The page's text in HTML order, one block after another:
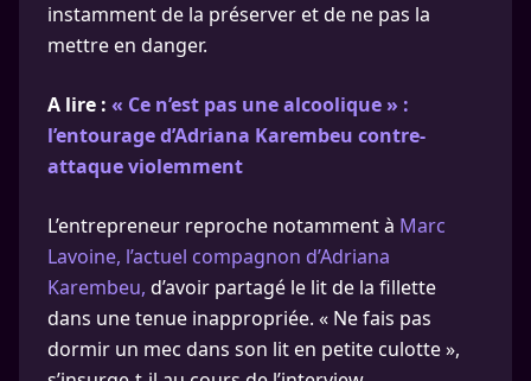
instamment de la préserver et de ne pas la
mettre en danger.
A lire : « Ce n’est pas une alcoolique » :
l’entourage d’Adriana Karembeu contre-
attaque violemment
L’entrepreneur reproche notamment à Marc
Lavoine, l’actuel compagnon d’Adriana
Karembeu, d’avoir partagé le lit de la fillette
dans une tenue inappropriée. « Ne fais pas
dormir un mec dans son lit en petite culotte »,